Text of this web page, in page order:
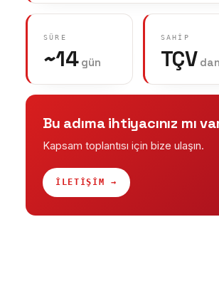
SÜRE
~14 gün
SAHIP
TÇV
Bu adıma ihtiyacınız mı
Kapsam toplantısı için bize ulaşın.
İLETİŞİM →